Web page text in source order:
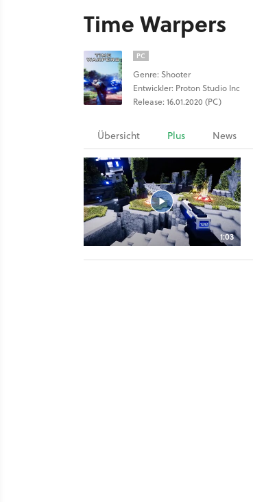
Time Warpers
PC
Genre: Shooter
Entwickler: Proton Studio Inc
Release: 16.01.2020 (PC)
Übersicht Plus News
1:03